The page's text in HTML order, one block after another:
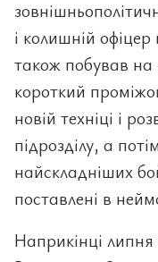
і колишній
також побував
короткий
новій техніці і
підрозділу, а
найскладніших
поставлені в
Наприкінці